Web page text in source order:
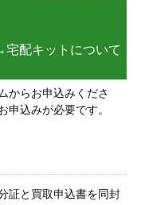
宅配キットについて
からお申込みくださ
込みが必要です。
証と買取申込書を同封